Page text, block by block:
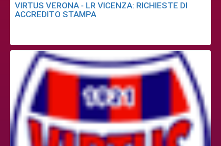
VIRTUS VERONA - LR VICENZA: RICHIESTE DI
ACCREDITO STAMPA